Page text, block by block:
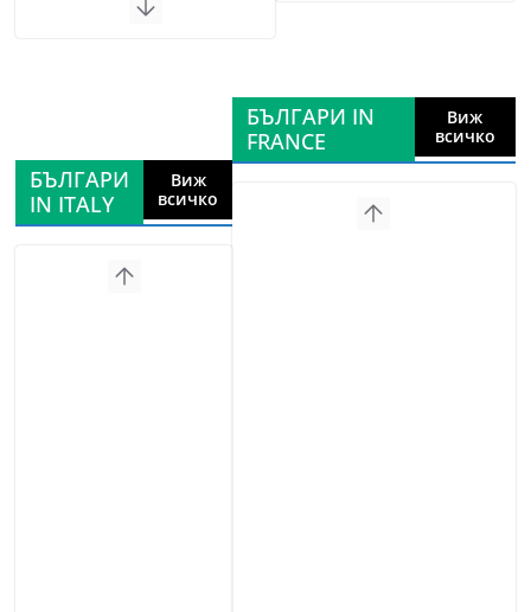
БЪЛГАРИ
IN ITALY
Виж
всичко
БЪЛГАРИ IN
FRANCE
Виж
всичко